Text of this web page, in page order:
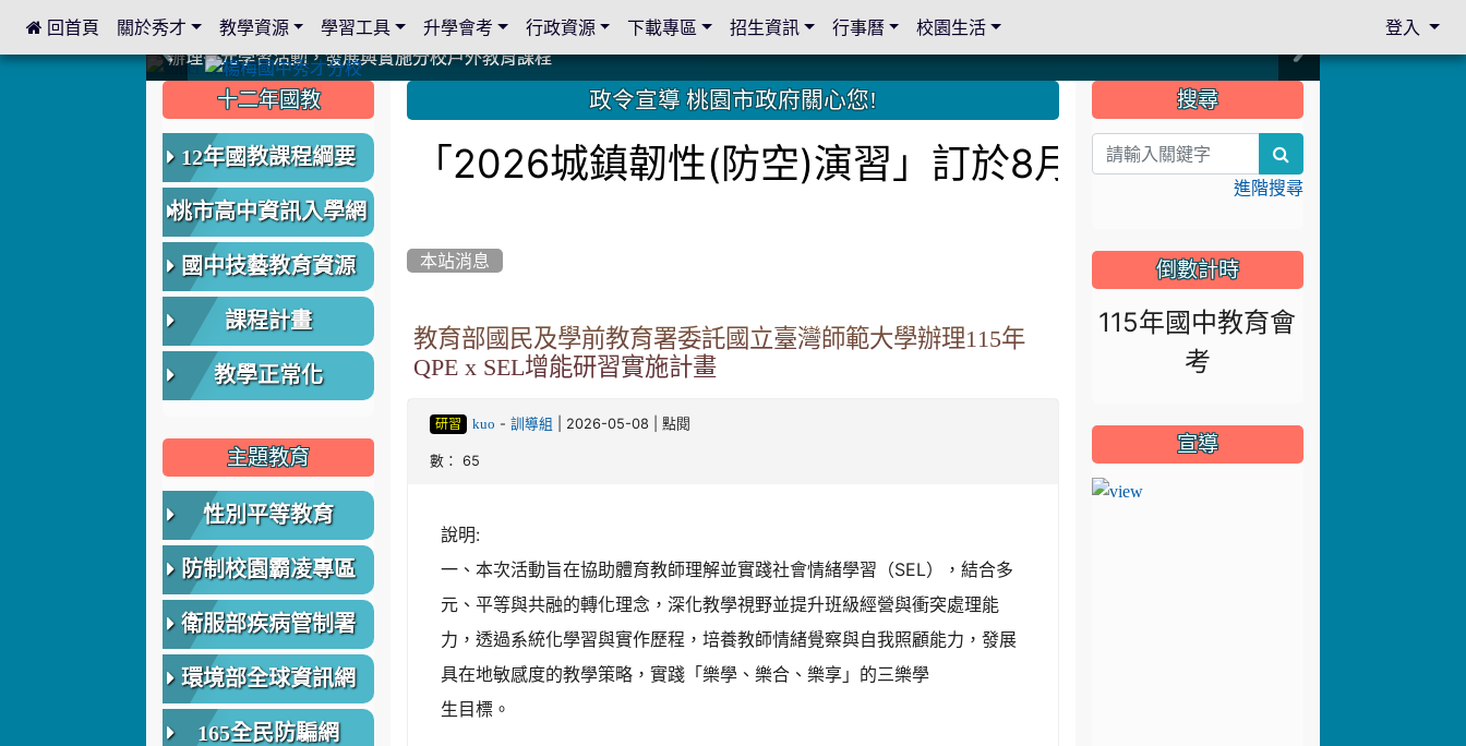
中國信託商業銀行 2023.04.22 愛傳球計畫
中國信託商業銀行 2023.04.22 愛傳球計畫
辦理多元學習活動，發展與實施分校戶外教育課程
辦理多元學習活動，發展與實施分校戶外教育課程
爭取社會資源，傳愛與溫暖：2024.3.19 桃園市家長會與桃園女子美容商業童也工會義剪活動
爭取社會資源，傳愛與溫暖：2024.3.19 桃園市家長會與桃園女子美容商業童也工會義剪活動
112學年度畢業學生與師長合照
112學年度畢業學生與師長合照
辦理多元學習活動，發展與實施分校戶外教育課程
辦理多元學習活動，發展與實施分校戶外教育課程
爭取社會資源，傳愛與溫暖：110.12.22 國際獅子會與本校師生歲末感恩活動
爭取社會資源，傳愛與溫暖：110.12.22 國際獅子會與本校師生歲末感恩活動
爭取社會資源，傳愛與溫暖：110.12.22 國際獅子會贈送本校學生耶誕禮物
爭取社會資源，傳愛與溫暖：110.12.22 國際獅子會贈送本校學生耶誕禮物
112.9.27參觀客家博覽會
112.9.27參觀客家博覽會
2023.12.27 國際獅子會贈送本校學生耶誕禮物
2023.12.27 國際獅子會贈送本校學生耶誕禮物
2023.12.27 國際獅子會贊助本校學生獎助學金
2023.12.27 國際獅子會贊助本校學生獎助學金
2023.12.27 聖誕感恩歌謠競賽；本校師生與國際獅子會獅兄、師姐同樂
2023.12.27 聖誕感恩歌謠競賽；本校師生與國際獅子會獅兄、師姐同樂
建置優質學習空間；合作互惠，建立良善公共關係
建置優質學習空間；合作互惠，建立良善公共關係
::: 政令宣導 桃園市政府關心您!
「2026城鎮韌性(防空)演習」訂於8月13日下午14:30至
本站消息
教育部國民及學前教育署委託國立臺灣師範大學辦理115年
QPE x SEL增能研習實施計畫
研習 kuo - 訓導組 | 2026-05-08 | 點閱
數： 65
說明:
一、本次活動旨在協助體育教師理解並實踐社會情緒學習（SEL），結合多
元、平等與共融的轉化理念，深化教學視野並提升班級經營與衝突處理能
力，透過系統化學習與實作歷程，培養教師情緒覺察與自我照顧能力，發展
具在地敏感度的教學策略，實踐「樂學、樂合、樂享」的三樂學
生目標。
::: 十二年國教
12年國教課程綱要
桃市高中資訊入學網
國中技藝教育資源
課程計畫
教學正常化
主題教育
性別平等教育
防制校園霸凌專區
衛服部疾病管制署
環境部全球資訊網
165全民防騙網
::: 搜尋
進階搜尋
倒數計時
115年國中教育會
考
宣導
::: 回首頁 關於秀才 教學資源 學習工具 升學會考 行政資源 下載專區 招生資訊 行事曆 校園生活 登入